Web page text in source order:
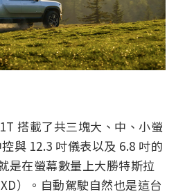
搭載了共三塊大、中、小螢
與 12.3 吋儀表以及 6.8 吋的
是在螢幕數量上大勝特斯拉
）。自動駕駛自然也是這台